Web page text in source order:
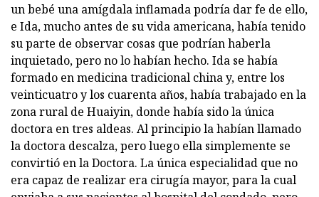
un bebé una amígdala inflamada podría dar fe de ello,
e Ida, mucho antes de su vida americana, había tenido
su parte de observar cosas que podrían haberla
inquietado, pero no lo habían hecho. Ida se había
formado en medicina tradicional china y, entre los
veinticuatro y los cuarenta años, había trabajado en la
zona rural de Huaiyin, donde había sido la única
doctora en tres aldeas. Al principio la habían llamado
la doctora descalza, pero luego ella simplemente se
convirtió en la Doctora. La única especialidad que no
era capaz de realizar era cirugía mayor, para la cual